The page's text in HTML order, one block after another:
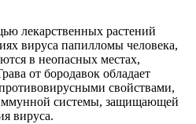
лекарственных растений
вируса папилломы человека,
в неопасных местах,
от бородавок обладает
свойствами,
системы, защищающей
вируса.